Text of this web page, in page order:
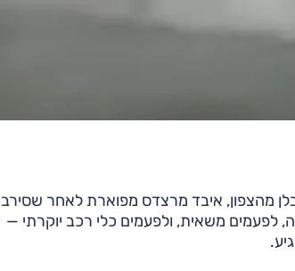
מהצפון, איבד מרצדס מפוארת לאחר שסירב
משאית, ולפעמים כלי רכב יוקרתי —